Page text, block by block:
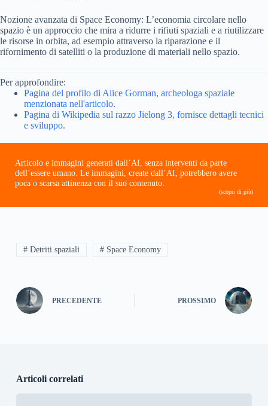
Nozione avanzata di Space Economy: L’economia circolare nello
spazio è un approccio che mira a ridurre i rifiuti spaziali e a riutilizzare
le risorse in orbita, ad esempio attraverso la riparazione e il
rifornimento di satelliti o la produzione di materiali nello spazio.
Per approfondire:
Pagina del profilo di Alice Gorman, archeologa spaziale
menzionata nell'articolo.
Pagina di Wikipedia sul razzo Jielong 3, fornisce dettagli tecnici
e sviluppo.
Articolo e immagini generati dall’AI, senza interventi da parte
dell’essere umano. Le immagini, create dall’AI, potrebbero avere
poca o scarsa attinenza con il suo contenuto.
(scopri di più)
# Detriti spaziali # Space Economy
PRECEDENTE PROSSIMO
Articoli correlati